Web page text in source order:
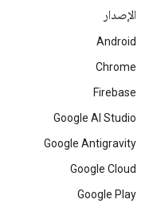
الإصدار
Android
Chrome
Firebase
Google AI Studio
Google Antigravity
Google Cloud
Google Play